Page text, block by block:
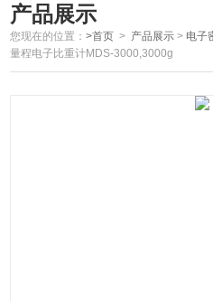
产品展示
您现在的位置：>首页 > 产品展示 > 电子
量程电子比重计MDS-3000,3000g